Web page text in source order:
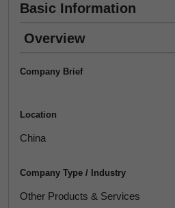
Basic Information
Overview
Company Brief
Location
China
Company Type / Industry
Other Products & Services